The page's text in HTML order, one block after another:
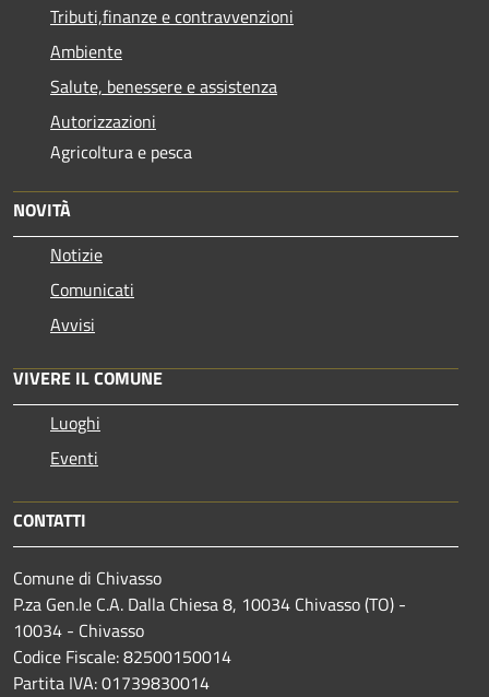
Tributi,finanze e contravvenzioni
Ambiente
Salute, benessere e assistenza
Autorizzazioni
Agricoltura e pesca
NOVITÀ
Notizie
Comunicati
Avvisi
VIVERE IL COMUNE
Luoghi
Eventi
CONTATTI
Comune di Chivasso
P.za Gen.le C.A. Dalla Chiesa 8, 10034 Chivasso (TO) -
10034 - Chivasso
Codice Fiscale: 82500150014
Partita IVA: 01739830014